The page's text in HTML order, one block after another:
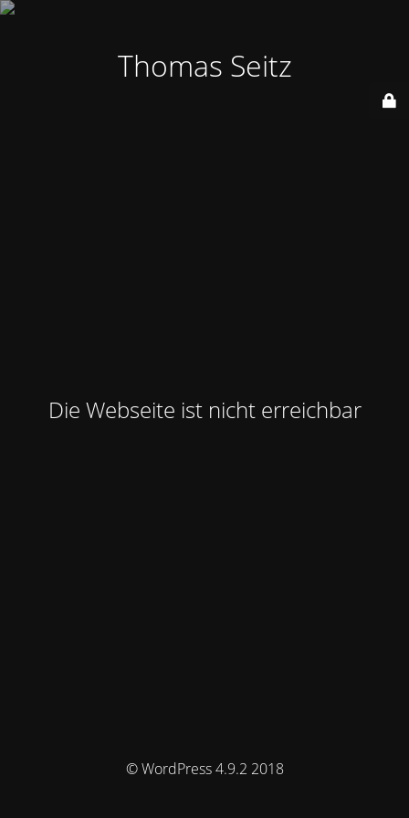
Thomas Seitz
Die Webseite ist nicht erreichbar
© WordPress 4.9.2 2018